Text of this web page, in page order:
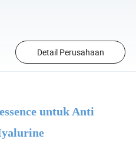
Detail Perusahaan
untuk Anti